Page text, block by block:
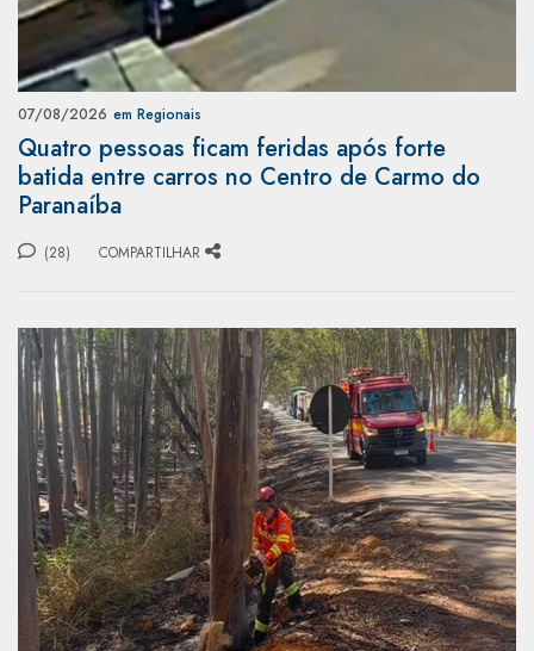
07/08/2026 em Regionais
Quatro pessoas ficam feridas após forte
batida entre carros no Centro de Carmo do
Paranaíba
(28) COMPARTILHAR